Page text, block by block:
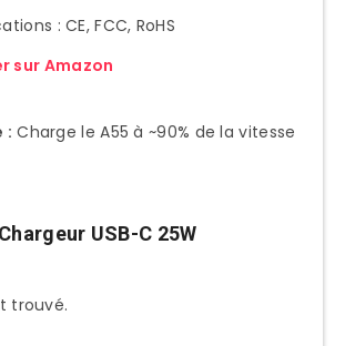
: CE, FCC, RoHS
sur Amazon
: Charge le A55 à ~90% de la vitesse
USB-C 25W
trouvé.